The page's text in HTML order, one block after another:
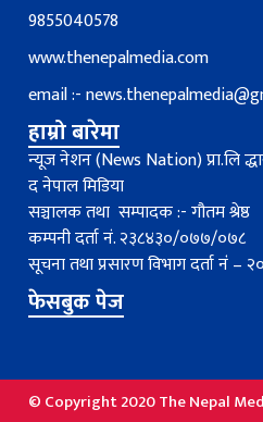
9855040578
www.thenepalmedia.com
email :-
हाम्रो बारेमा
न्यूज नेशन (News Nation) प्रा.लि
द नेपाल मिडिया
सञ्चालक तथा सम्पादक :- गौतम श्रेष्ठ
कम्पनी दर्ता नं. २३८४३०/०७७/०७८
सूचना तथा प्रसारण विभाग दर्ता नंं
फेसबुक पेज
© Copyright 2020 The Nepal